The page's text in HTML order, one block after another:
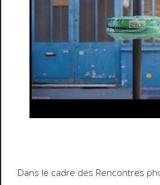
Dans le cadre des Rencontres